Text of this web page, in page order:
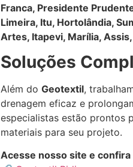
Franca, Presidente
Limeira, Itu, Hortolândia,
Artes, Itapevi, Marília,
Soluções
Além do Geotextil,
drenagem eficaz e
especialistas estão prontos
materiais para seu projeto.
Acesse nosso site e